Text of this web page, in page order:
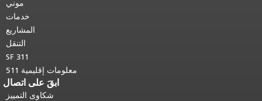
موني
خدمات
المشاريع
التنقل
SF 311
معلومات إقليمية 511
ابقَ على اتصال
شكاوى التمييز